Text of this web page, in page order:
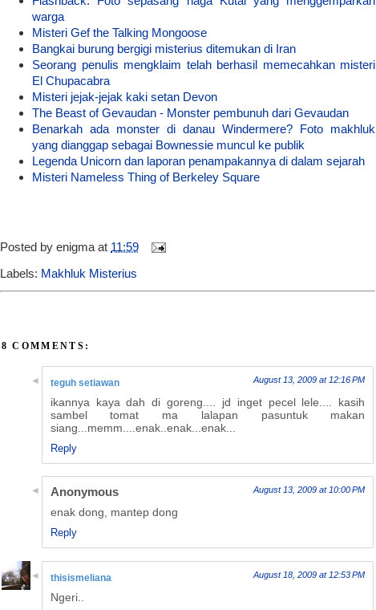
warga
Misteri Gef the Talking Mongoose
Bangkai burung bergigi misterius ditemukan di Iran
Seorang penulis mengklaim telah berhasil memecahkan misteri
El Chupacabra
Misteri jejak-jejak kaki setan Devon
The Beast of Gevaudan - Monster pembunuh dari Gevaudan
Benarkah ada monster di danau Windermere? Foto makhluk
yang dianggap sebagai Bownessie muncul ke publik
Legenda Unicorn dan laporan penampakannya di dalam sejarah
Misteri Nameless Thing of Berkeley Square
Posted by enigma at 11:59
Labels: Makhluk Misterius
8 COMMENTS:
teguh setiawan August 13, 2009 at 12:16 PM
ikannya kaya dah di goreng.... jd inget pecel lele.... kasih
sambel tomat ma lalapan pasuntuk makan
siang...memm....enak..enak...enak...
Reply
Anonymous August 13, 2009 at 10:00 PM
enak dong, mantep dong
Reply
thisismeliana August 18, 2009 at 12:53 PM
Ngeri..